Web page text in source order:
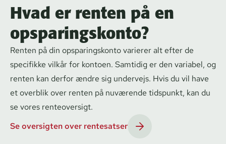
Hvad er renten på en
opsparingskonto?
Renten på din op­spa­rings­kon­to varierer alt efter de
specifikke vilkår for kontoen. Samtidig er den variabel, og
renten kan derfor ændre sig undervejs. Hvis du vil have
et overblik over renten på nuværende tidspunkt, kan du
se vores renteoversigt.
Se oversigten over rentesatser